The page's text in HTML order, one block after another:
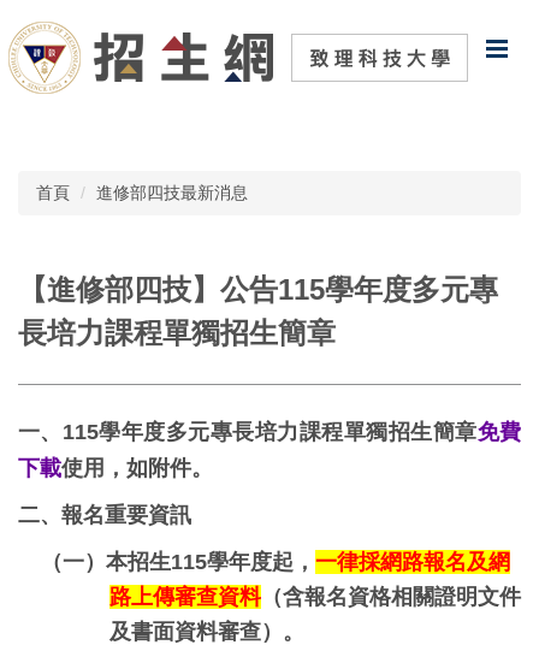
到
主
要
首頁 進修部四技最新消息
【進修部四技】公告115學年度多元專
長培力課程單獨招生簡章
一、 115學年度多元專長培力課程單獨招生簡章免費
下載使用，如附件。
二、報名重要資訊
（一）本招生115學年度起，一律採網路報名及網
路上傳審查資料 （含報名資格相關證明文件
及書面資料審查）。